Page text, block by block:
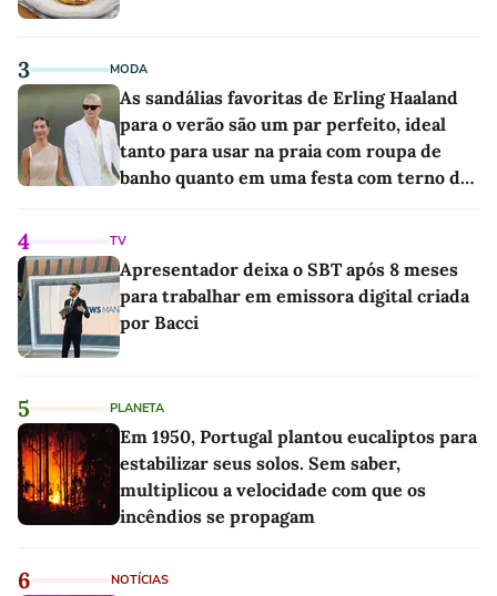
3 MODA
As sandálias favoritas de Erling Haaland
para o verão são um par perfeito, ideal
tanto para usar na praia com roupa de
banho quanto em uma festa com terno de
4 TV
Apresentador deixa o SBT após 8 meses
para trabalhar em emissora digital criada
por Bacci
5 PLANETA
Em 1950, Portugal plantou eucaliptos para
estabilizar seus solos. Sem saber,
multiplicou a velocidade com que os
incêndios se propagam
6 NOTÍCIAS